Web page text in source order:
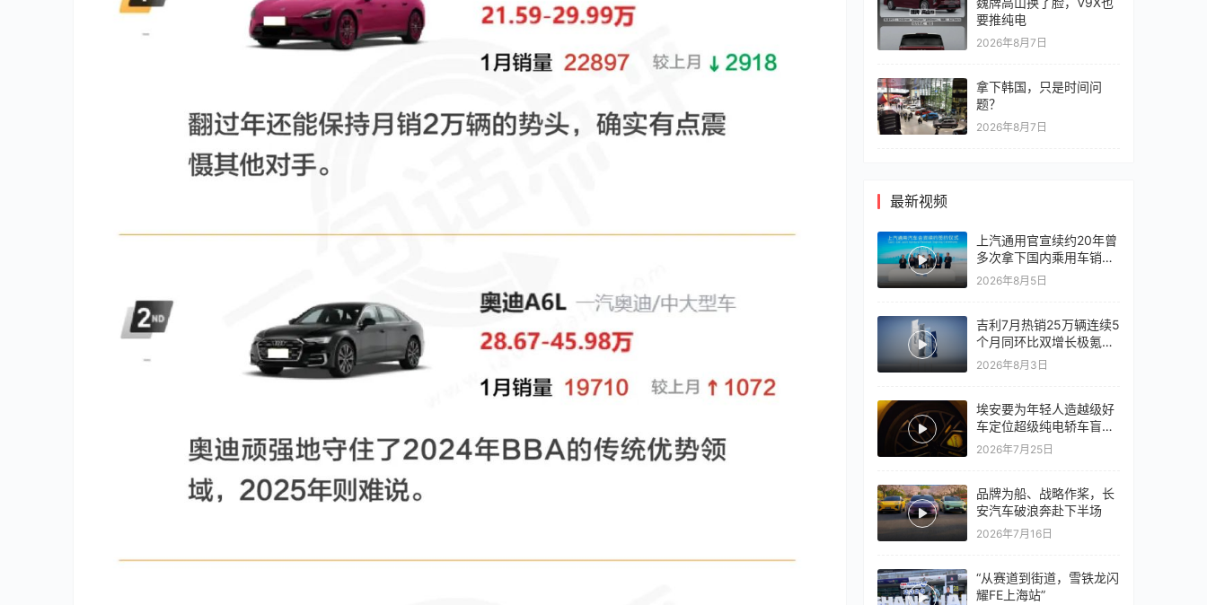
要推纯电
2026年8月7日
拿下韩国，只是时间问
题？
2026年8月7日
最新视频
上汽通用官宣续约20年曾
多次拿下国内乘用车销冠
竞争激烈，上汽通用有信
2026年8月5日
吉利7月热销25万辆连续5
个月同环比双增长极氪销
量同比翻倍，出口再破10
2026年8月3日
埃安要为年轻人造越级好
车定位超级纯电轿车盲猜
18万以上
2026年7月25日
品牌为船、战略作桨，长
安汽车破浪奔赴下半场
2026年7月16日
“从赛道到街道，雪铁龙闪
耀FE上海站”